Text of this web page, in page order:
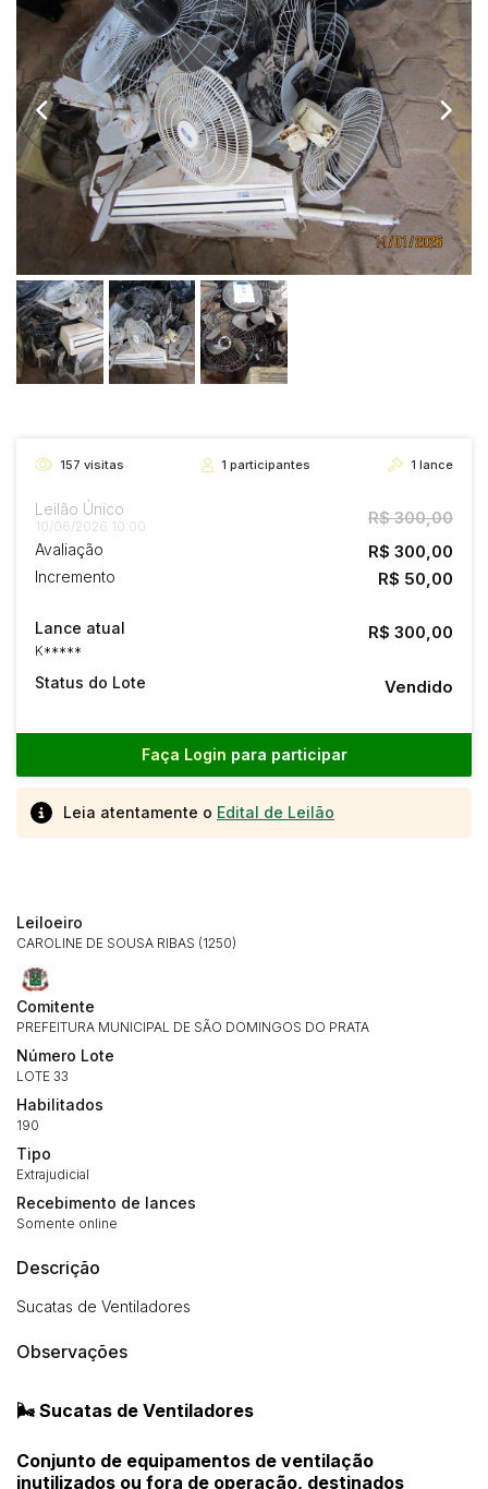
157 visitas 1 participantes 1 lance
Leilão Único
10/06/2026 10:00 R$ 300,00
Avaliação R$ 300,00
Incremento R$ 50,00
Lance atual
K*****
R$ 300,00
Status do Lote Vendido
Faça Login para participar
Leia atentamente o Edital de Leilão
Leiloeiro
CAROLINE DE SOUSA RIBAS (1250)
Comitente
PREFEITURA MUNICIPAL DE SÃO DOMINGOS DO PRATA
Número Lote
LOTE 33
Habilitados
190
Tipo
Extrajudicial
Recebimento de lances
Somente online
Descrição
Sucatas de Ventiladores
Observações
🌬️ Sucatas de Ventiladores
Conjunto de equipamentos de ventilação
inutilizados ou fora de operação, destinados